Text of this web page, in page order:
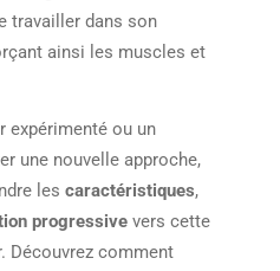
travailler dans son
ainsi les muscles et
expérimenté ou un
une nouvelle approche,
lescaractéristiques,
progressive vers cette
Découvrez comment